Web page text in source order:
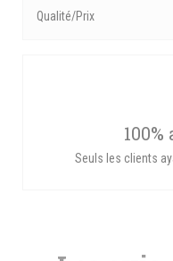
Qualité/Prix
Seuls les clients